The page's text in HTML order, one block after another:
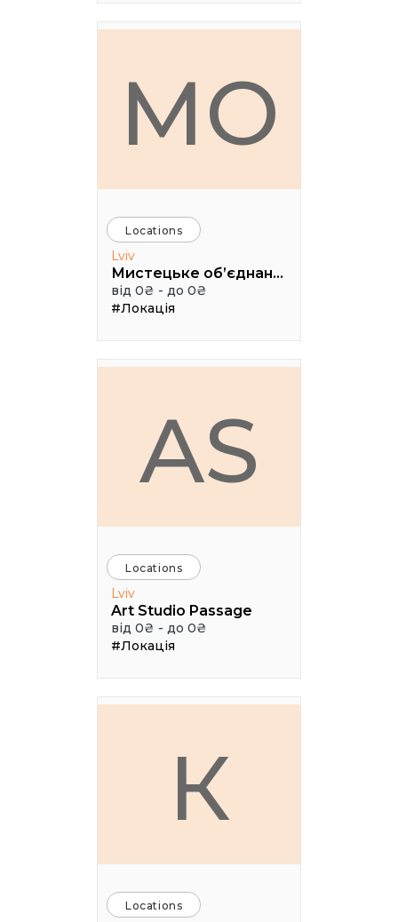
МО
Locations
Lviv
Мистецьке об’єднання "Дзига"
від 0₴ - до 0₴
#Локація
AS
Locations
Lviv
Art Studio Passage
від 0₴ - до 0₴
#Локація
К
Locations